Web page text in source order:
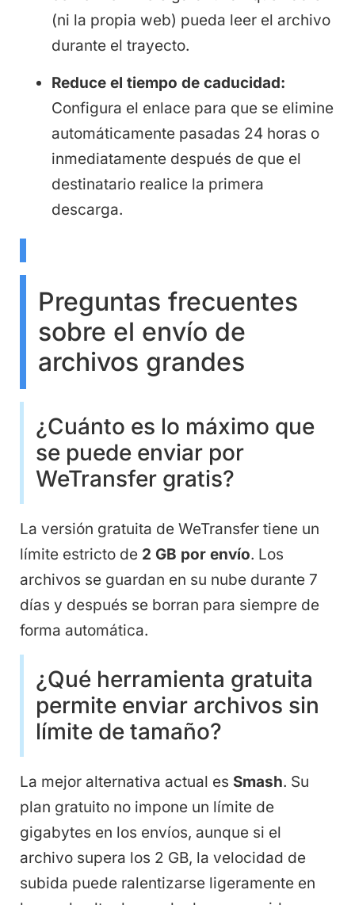
(ni la propia web) pueda leer el archivo
durante el trayecto.
Reduce el tiempo de caducidad:
Configura el enlace para que se elimine
automáticamente pasadas 24 horas o
inmediatamente después de que el
destinatario realice la primera
descarga.
Preguntas frecuentes
sobre el envío de
archivos grandes
¿Cuánto es lo máximo que
se puede enviar por
WeTransfer gratis?
La versión gratuita de WeTransfer tiene un
límite estricto de 2 GB por envío. Los
archivos se guardan en su nube durante 7
días y después se borran para siempre de
forma automática.
¿Qué herramienta gratuita
permite enviar archivos sin
límite de tamaño?
La mejor alternativa actual es Smash. Su
plan gratuito no impone un límite de
gigabytes en los envíos, aunque si el
archivo supera los 2 GB, la velocidad de
subida puede ralentizarse ligeramente en